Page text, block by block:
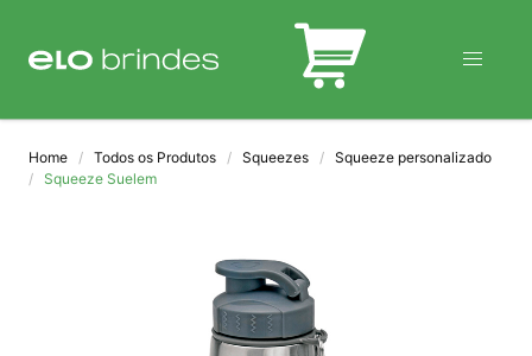
BLOG
Home Todos os Produtos Squeezes
Squeeze personalizado
Squeeze Suelem